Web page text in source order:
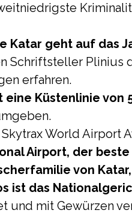
Katar geht auf das
Schriftsteller Plinius
erfahren.
eine Küstenlinie von
World Airport
Airport, der
von
ist das
und mit Gewürzen